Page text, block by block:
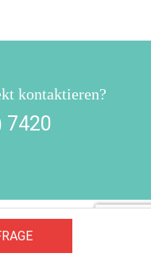
kontaktieren?
7420
Kontakt